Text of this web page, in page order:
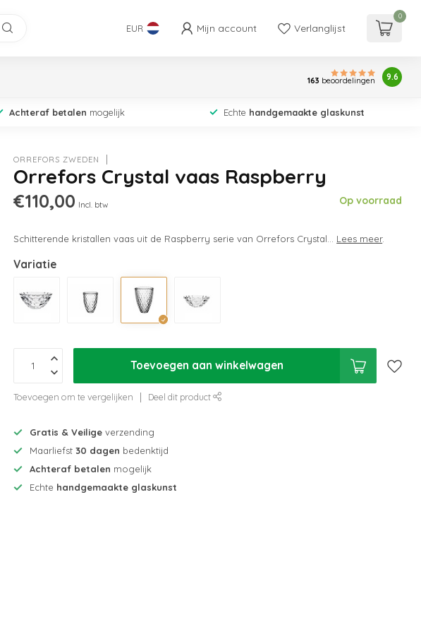
EUR Mijn account Verlanglijst
0
163 beoordelingen 9.6
Achteraf betalen mogelijk Echte handgemaakte glaskunst
ORREFORS ZWEDEN
Orrefors Crystal vaas Raspberry
€110,00 Incl. btw Op voorraad
Schitterende kristallen vaas uit de Raspberry serie van Orrefors Crystal... Lees meer.
Variatie
Toevoegen aan winkelwagen
Toevoegen om te vergelijken Deel dit product
Gratis & Veilige verzending
Maarliefst30 dagen bedenktijd
Achteraf betalen mogelijk
Echte handgemaakte glaskunst